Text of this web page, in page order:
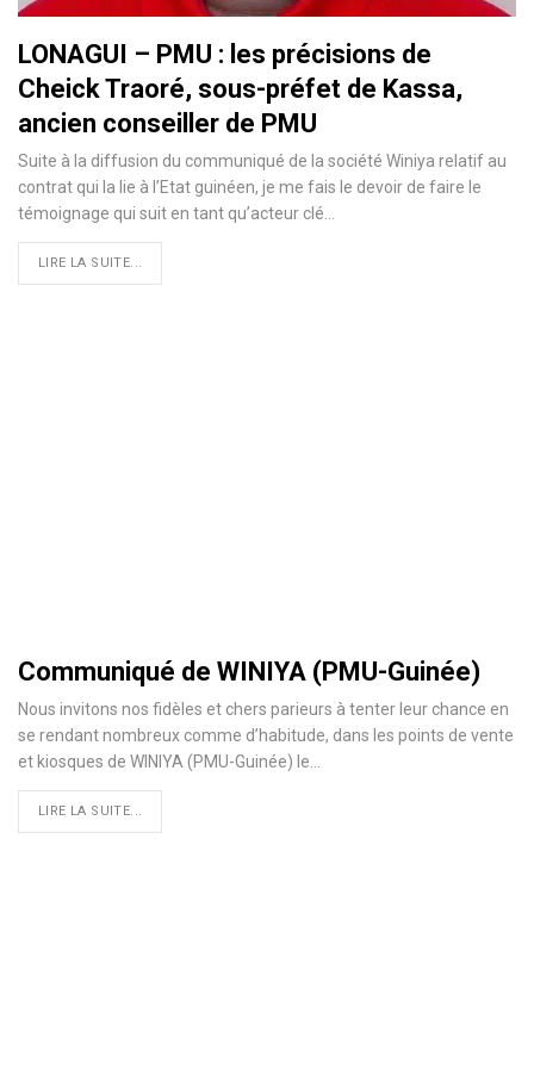
LONAGUI – PMU : les précisions de
Cheick Traoré, sous-préfet de Kassa,
ancien conseiller de PMU
Suite à la diffusion du communiqué de la société Winiya relatif au
contrat qui la lie à l’Etat guinéen, je me fais le devoir de faire le
témoignage qui suit en tant qu’acteur clé…
LIRE LA SUITE...
Communiqué de WINIYA (PMU-Guinée)
Nous invitons nos fidèles et chers parieurs à tenter leur chance en
se rendant nombreux comme d’habitude, dans les points de vente
et kiosques de WINIYA (PMU-Guinée) le
LIRE LA SUITE...